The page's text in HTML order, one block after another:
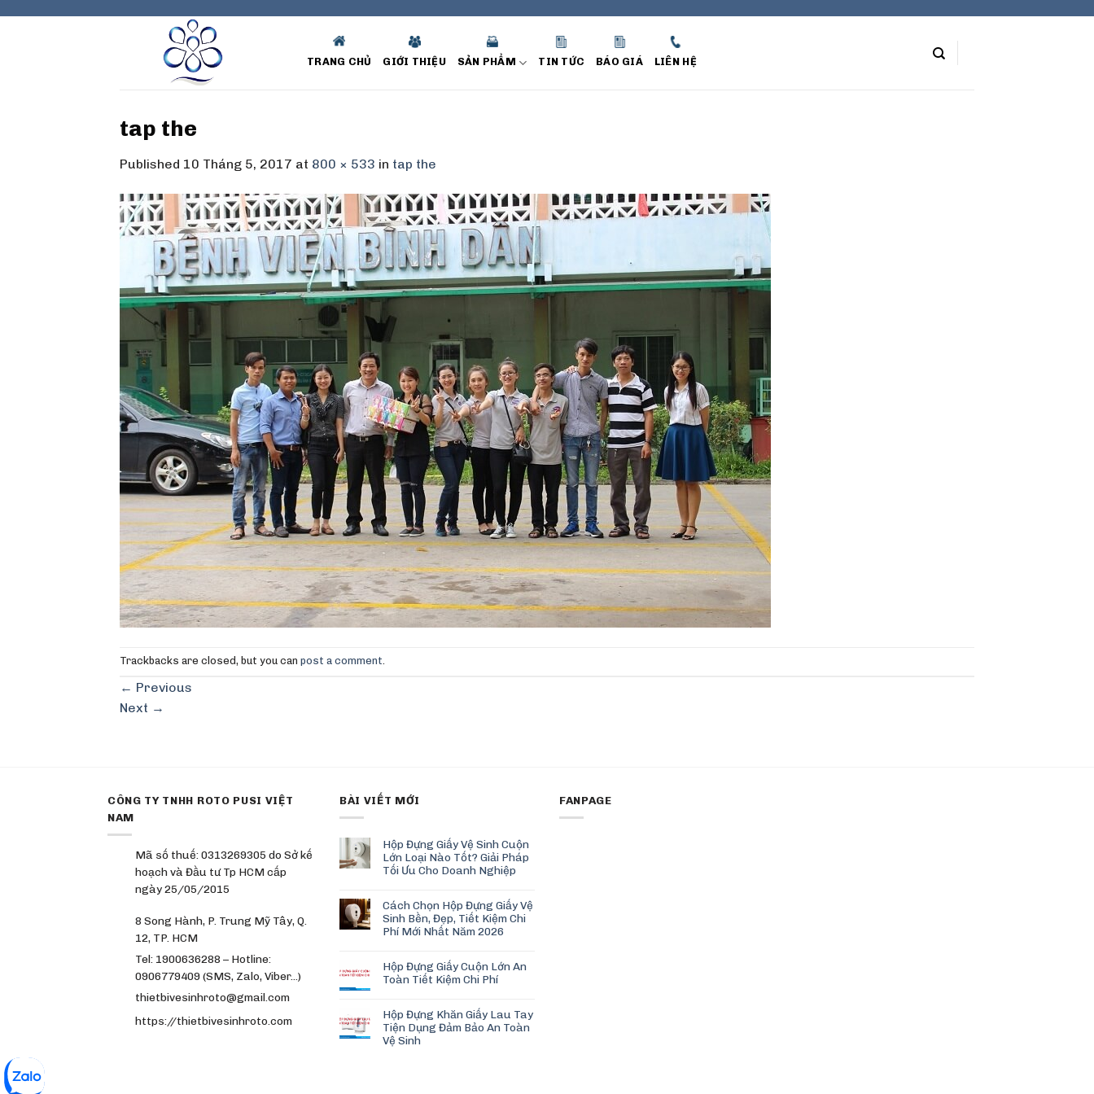
TRANG CHỦ GIỚI THIỆU SẢN PHẨM TIN TỨC BÁO GIÁ LIÊN HỆ
tap the
Published 10 Tháng 5, 2017 at 800 × 533 in tap the
Trackbacks are closed, but you can post a comment
← Previous
Next →
CÔNG TY TNHH ROTO PUSI VIỆT
NAM
Mã số thuế: 0313269305 do Sở kế
hoạch và Đầu tư Tp HCM cấp
ngày 25/05/2015
8 Song Hành, P. Trung Mỹ Tây, Q.
12, TP. HCM
Tel: 1900636288 – Hotline:
0906779409 (SMS, Zalo, Viber…)
thietbivesinhroto@gmail.com
https://thietbivesinhroto.com
BÀI VIẾT MỚI
Hộp Đựng Giấy Vệ Sinh Cuộn
Lớn Loại Nào Tốt? Giải Pháp
Tối Ưu Cho Doanh Nghiệp
Cách Chọn Hộp Đựng Giấy Vệ
Sinh Bền, Đẹp, Tiết Kiệm Chi
Phí Mới Nhất Năm 2026
Hộp Đựng Giấy Cuộn Lớn An
Toàn Tiết Kiệm Chi Phí
Hộp Đựng Khăn Giấy Lau Tay
Tiện Dụng Đảm Bảo An Toàn
Vệ Sinh
FANPAGE